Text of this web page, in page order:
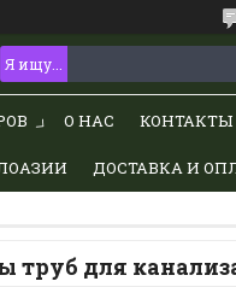
О НАС КОНТАКТЫ
ДОСТАВКА И
труб для